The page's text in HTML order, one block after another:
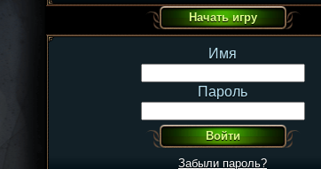
Имя
Пароль
Забыли пароль?